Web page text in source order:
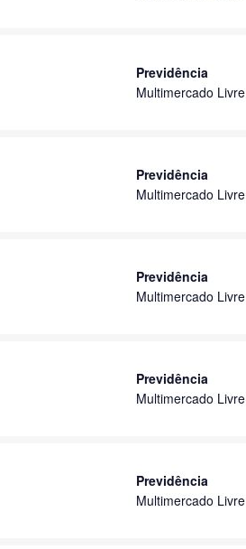
Previdência
Multimercado Livre
Previdência
Multimercado Livre
Previdência
Multimercado Livre
Previdência
Multimercado Livre
Previdência
Multimercado Livre